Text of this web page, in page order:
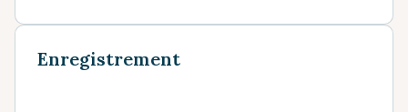
Enregistrement